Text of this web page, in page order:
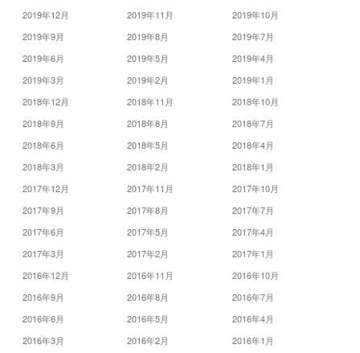
2019年12月
2019年11月
2019年10月
2019年9月
2019年8月
2019年7月
2019年6月
2019年5月
2019年4月
2019年3月
2019年2月
2019年1月
2018年12月
2018年11月
2018年10月
2018年9月
2018年8月
2018年7月
2018年6月
2018年5月
2018年4月
2018年3月
2018年2月
2018年1月
2017年12月
2017年11月
2017年10月
2017年9月
2017年8月
2017年7月
2017年6月
2017年5月
2017年4月
2017年3月
2017年2月
2017年1月
2016年12月
2016年11月
2016年10月
2016年9月
2016年8月
2016年7月
2016年6月
2016年5月
2016年4月
2016年3月
2016年2月
2016年1月